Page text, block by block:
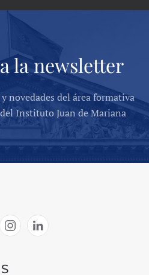
la newsletter
novedades del área formativa
Instituto Juan de Mariana